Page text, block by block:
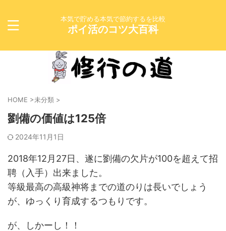
本気で貯める本気で節約するを比較
ポイ活のコツ大百科
HOME >未分類 >
劉備の価値は125倍
2024年11月1日
2018年12月27日、遂に劉備の欠片が100を超えて招
聘（入手）出来ました。
等級最高の高級神将までの道のりは長いでしょう
が、ゆっくり育成するつもりです。
が、しかーし！！